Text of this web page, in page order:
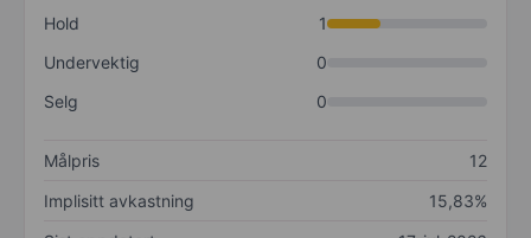
Hold
1
Undervektig
0
Selg
0
Målpris
12
Implisitt avkastning
15,83%